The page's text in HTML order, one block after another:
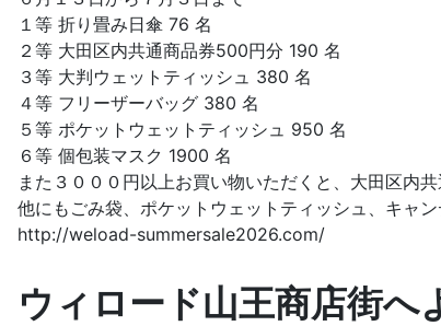
１等 折り畳み日傘 76 名
２等 大田区内共通商品券500円分 190 名
３等 大判ウェットティッシュ 380 名
４等 フリーザーバッグ 380 名
５等 ポケットウェットティッシュ 950 名
６等 個包装マスク 1900 名
また３０００円以上お買い物いただくと、大田区内
他にもごみ袋、ポケットウェットティッシュ、キャ
http://weload-summersale2026.com/
ウィロード山王商店街へ